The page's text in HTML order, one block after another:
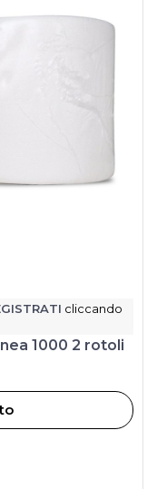
cliccando
1000 2 rotoli